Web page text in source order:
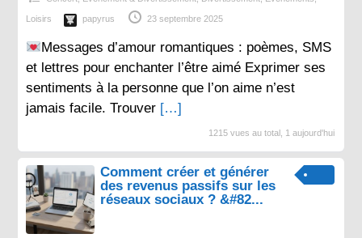
Loisirs papyrus 23 septembre 2025
Messages d’amour romantiques : poèmes, SMS
et lettres pour enchanter l’être aimé Exprimer ses
sentiments à la personne que l’on aime n’est
jamais facile. Trouver […]
1215 vues au total, 1 aujourd'hui
Comment créer et générer
des revenus passifs sur les
réseaux sociaux ? &#82...